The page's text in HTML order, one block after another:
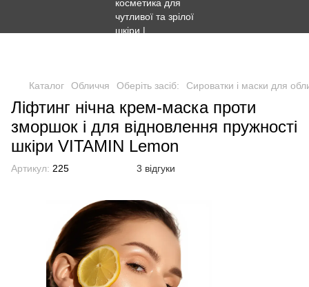
Каталог Обличчя Оберіть засіб: Сироватки і маски для
Ліфтинг нічна крем-маска проти
зморшок і для відновлення пружності
шкіри VITAMIN Lemon
Артикул: 225 3 відгуки